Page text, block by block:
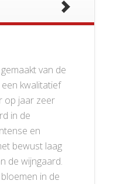
van de
kwalitatief
op jaar zeer
in de
en
bewust laag
de wijngaard.
in de